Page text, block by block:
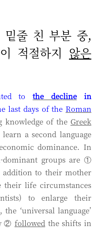
줄 친 부분 중,
적절하지 않은
tothe decline
in
last days of the Roman
knowledge of the Greek
a second language
dominance. In
dominant groups are ①
addition to their mother
life circumstances
to enlarge their
‘universal language’
② followed the shifts in